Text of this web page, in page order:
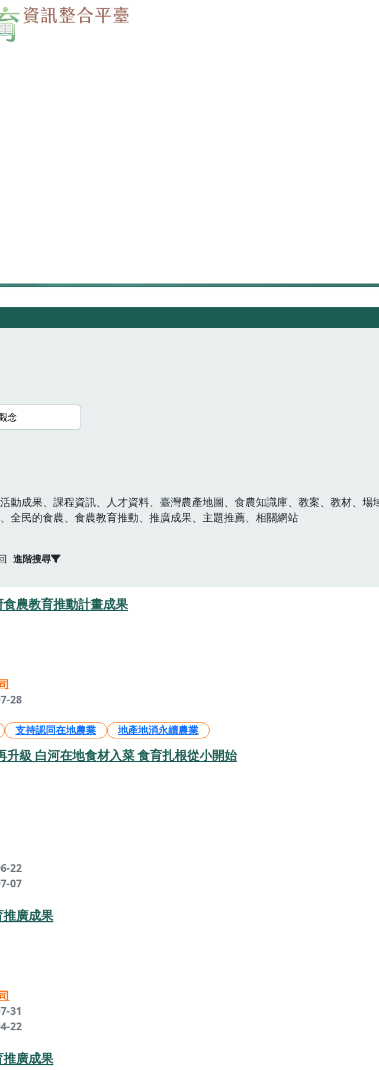
動成果、課程資訊、人才資料、臺灣農產地圖、食農知識庫、教案、教材、場
全民的食農、食農教育推動、推廣成果、主題推薦、相關網站
進階搜尋
農教育推動計畫成果
28
支持認同在地農業 地產地消永續農業
升級 白河在地食材入菜 食育扎根從小開始
22
07
廣成果
31
22
廣成果